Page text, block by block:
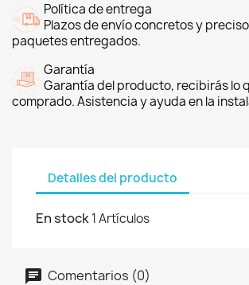
Política de entrega
Plazos de envío concretos y
paquetes entregados.
Garantía
Garantía del producto, recibirás lo
comprado. Asistencia y ayuda en la
Detalles del producto
En stock1 Artículos
Comentarios (0)